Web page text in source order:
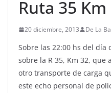
Ruta 35 Km
20 diciembre, 2013 De La
Sobre las 22:00 hs del día
sobre la R 35, Km 32,
otro transporte de carga
este echo personal de